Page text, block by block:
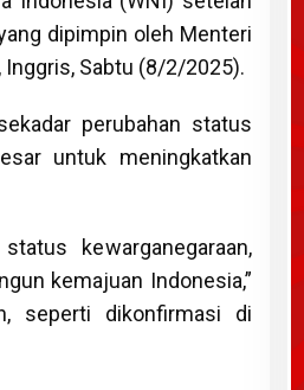
dipimpin oleh Menteri
Sabtu (8/2/2025).
perubahan status
untuk meningkatkan
kewarganegaraan,
kemajuan Indonesia,”
seperti dikonfirmasi di